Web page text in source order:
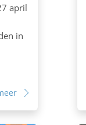
april
in